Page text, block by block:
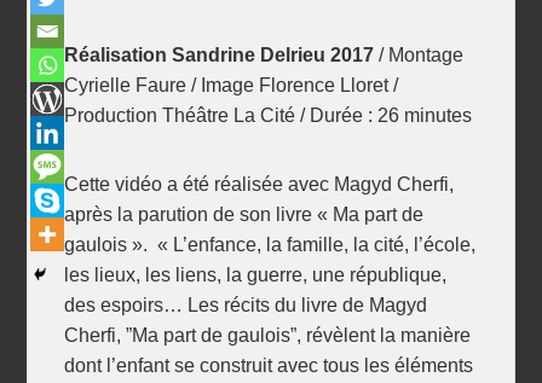
Réalisation Sandrine Delrieu 2017 / Montage
Cyrielle Faure / Image Florence Lloret /
Production Théâtre La Cité / Durée : 26 minutes
Cette vidéo a été réalisée avec Magyd Cherfi,
après la parution de son livre « Ma part de
gaulois ». « L’enfance, la famille, la cité, l’école,
les lieux, les liens, la guerre, une république,
des espoirs… Les récits du livre de Magyd
Cherfi, ”Ma part de gaulois”, révèlent la manière
dont l’enfant se construit avec tous les éléments